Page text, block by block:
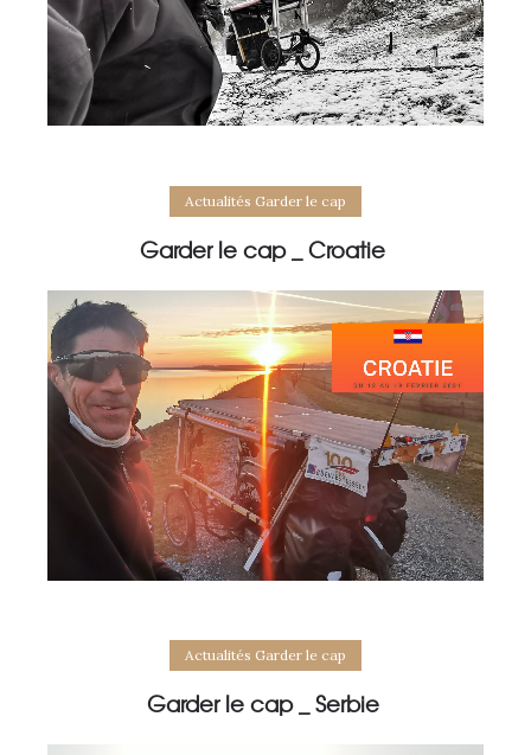
Actualités Garder le cap
Garder le cap _ Croatie
Actualités Garder le cap
Garder le cap _ Serbie